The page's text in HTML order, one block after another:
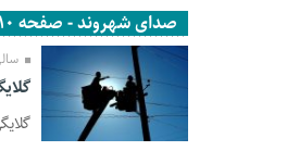
صدای شهروند - صفحه 10 از 11 - پایگاه اخبار گنبد